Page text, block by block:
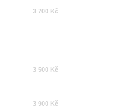
3 700 Kč
3 500 Kč
3 900 Kč